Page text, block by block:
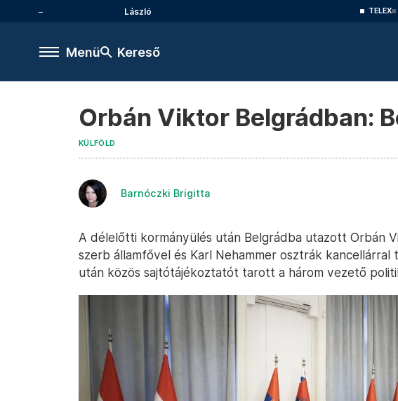
László TELEX
Menü Kereső
Orbán Viktor Belgrádban:
KÜLFÖLD
Barnóczki Brigitta
A délelőtti kormányülés után Belgrádba utazott Orbán
szerb államfővel és Karl Nehammer osztrák kancellárral
után közös sajtótájékoztatót tarott a három vezető